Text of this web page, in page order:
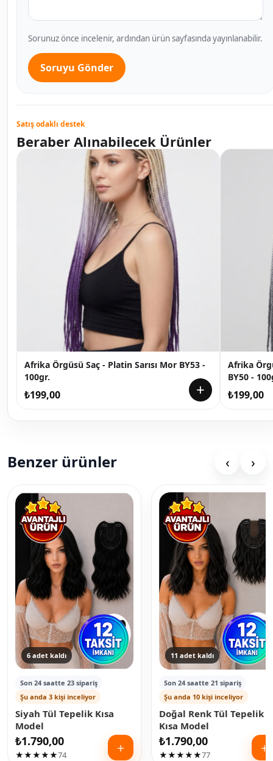
Sorunuz önce incelenir, ardından ürün sayfasında yayınlanabilir.
Soruyu Gönder
Satış odaklı destek
Beraber Alınabilecek Ürünler
Afrika Örgüsü Saç - Platin Sarısı Mor BY53 -
100gr.
₺199,00 +
Afrika
BY50 -
₺199,00
Benzer ürünler ‹ ›
6 adet kaldı
Son 24 saatte 23 sipariş
Şu anda 3 kişi inceliyor
Siyah Tül Tepelik Kısa
Model
₺1.790,00
★★★★★74 ＋
11 adet kaldı
Son 24 saatte 21 sipariş
Şu anda 10 kişi inceliyor
Doğal Renk Tül Tepelik
Kısa Model
₺1.790,00
★★★★★77 ＋